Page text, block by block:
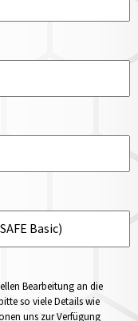
Bearbeitung an die
so viele Details wie
uns zur Verfügung